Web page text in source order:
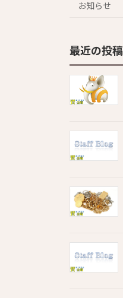
お知らせ
最近の投稿